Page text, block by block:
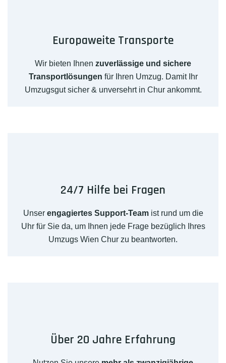
Europaweite Transporte
Wir bieten Ihnen zuverlässige und sichere
Transportlösungen für Ihren Umzug. Damit Ihr
Umzugsgut sicher & unversehrt in Chur ankommt.
24/7 Hilfe bei Fragen
Unser engagiertes Support-Teamist rund um die
Uhr für Sie da, um Ihnen jede Frage bezüglich Ihres
Umzugs Wien Chur zu beantworten.
Über 20 Jahre Erfahrung